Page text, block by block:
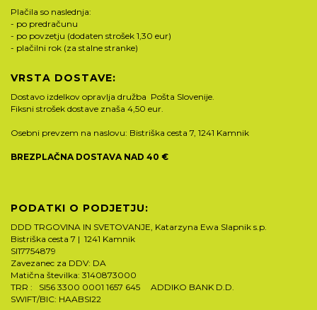
Plačila so naslednja:
- po predračunu
- po povzetju (dodaten strošek 1,30 eur)
- plačilni rok (za stalne stranke)
VRSTA DOSTAVE:
Dostavo izdelkov opravlja družba Pošta Slovenije.
Fiksni strošek dostave znaša 4,50 eur.
Osebni prevzem na naslovu: Bistriška cesta 7, 1241 Kamnik
BREZPLAČNA DOSTAVA NAD 40 €
PODATKI O PODJETJU:
DDD TRGOVINA IN SVETOVANJE, Katarzyna Ewa Slapnik s.p.
Bistriška cesta 7 | 1241 Kamnik
SI17754879
Zavezanec za DDV: DA
Matična številka: 3140873000
TRR : SI56 3300 0001 1657 645 ADDIKO BANK D.D.
SWIFT/BIC: HAABSI22